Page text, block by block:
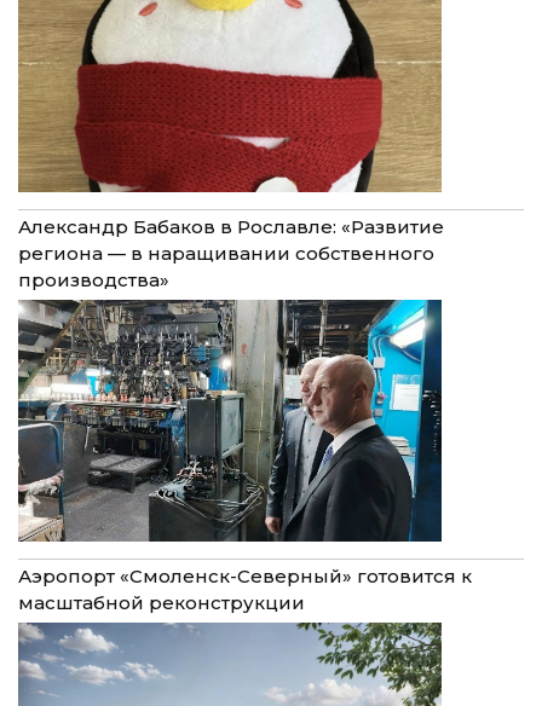
Александр Бабаков в Рославле: «Развитие
региона — в наращивании собственного
производства»
Аэропорт «Смоленск-Северный» готовится к
масштабной реконструкции